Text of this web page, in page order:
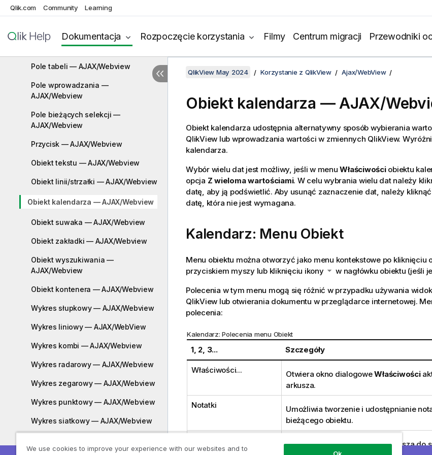
Qlik.com Community Learning
Dokumentacja Rozpoczęcie korzystania Filmy Centrum migracji Przewodniki
Pole statystyk — AJAX/Webview
Pole wyboru wielokrotnego —
AJAX/Webview
Pole tabeli — AJAX/Webview
Pole wprowadzania —
AJAX/Webview
Pole bieżących selekcji —
AJAX/Webview
Przycisk — AJAX/Webview
Obiekt tekstu — AJAX/Webview
Obiekt linii/strzałki — AJAX/Webview
Obiekt kalendarza — AJAX/Webview
Obiekt suwaka — AJAX/Webview
Obiekt zakładki — AJAX/Webview
Obiekt wyszukiwania —
AJAX/Webview
Obiekt kontenera — AJAX/Webview
Wykres słupkowy — AJAX/Webview
Wykres liniowy — AJAX/WebView
Wykres kombi — AJAX/Webview
Wykres radarowy — AJAX/Webview
Wykres zegarowy — AJAX/Webview
Wykres punktowy — AJAX/Webview
Wykres siatkowy — AJAX/Webview
QlikView May 2024 Korzystanie z QlikView Ajax/WebView
Obiekt kalendarza — AJAX/
Obiekt kalendarza udostępnia alternatywny sposób wybierania
QlikView lub wprowadzania wartości w zmiennych QlikView.
kalendarza.
Wybór wielu dat jest możliwy, jeśli w menuWłaściwościobiektu
opcja Z wieloma wartościami. W celu wybrania wielu dat należy
datę, aby ją podświetlić. Aby usunąć zaznaczenie dat, należy
datę, która nie jest wymagana.
Kalendarz: Menu Obiekt
Menu obiektu można otworzyć jako menu kontekstowe po kliknięciu
przyciskiem myszy lub kliknięciu ikony
w nagłówku obiektu (jeśli
Polecenia w tym menu mogą się różnić w przypadku używania
QlikView lub otwierania dokumentu w przeglądarce internetowej.
polecenia:
Kalendarz: Polecenia menu Obiekt
1, 2, 3... Szczegóły
Właściwości... Otwiera okno dialogoweWłaściwości
arkusza.
Notatki
Umożliwia tworzenie i udostępnianie
bieżącego obiektu.
Kopiuje zaznaczone obiekty arkusza do
We use cookies to improve your experience with our websites and to